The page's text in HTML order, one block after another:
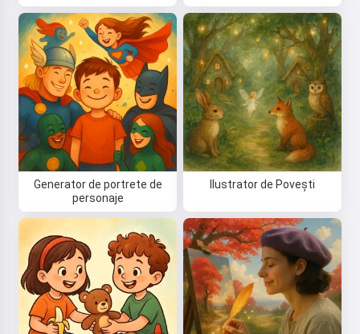
Generator de portrete de
personaje
Ilustrator de Povești